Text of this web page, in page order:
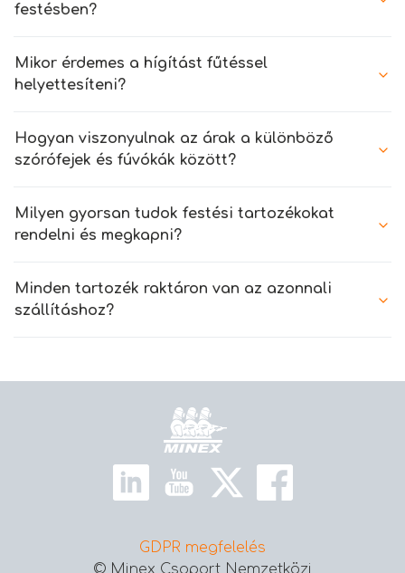
festésben?
Mikor érdemes a hígítást fűtéssel
helyettesíteni?
Hogyan viszonyulnak az árak a különböző
szórófejek és fúvókák között?
Milyen gyorsan tudok festési tartozékokat
rendelni és megkapni?
Minden tartozék raktáron van az azonnali
szállításhoz?
GDPR megfelelés
© Minex Csoport Nemzetközi